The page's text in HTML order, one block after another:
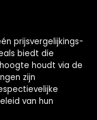
prijsvergelijkings-
biedt die
houdt via de
zijn
van hun